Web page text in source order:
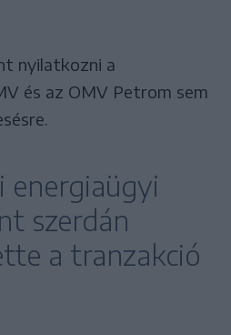
nyilatkozni a
és az OMV Petrom sem
energiaügyi
szerdán
a tranzakció